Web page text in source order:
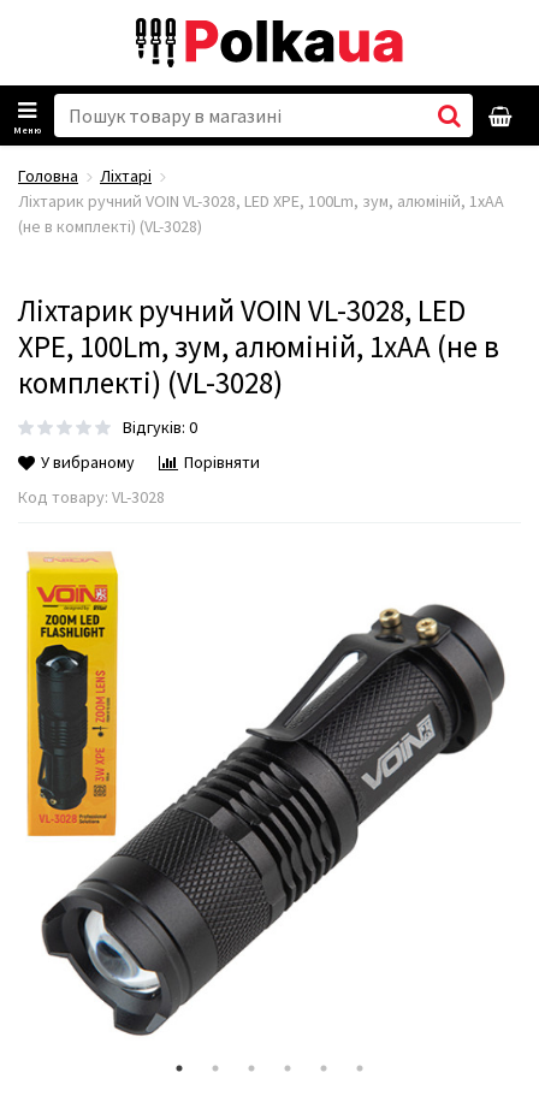
Меню
Головна
Ліхтарі
Ліхтарик ручний VOIN VL-3028, LED XPE, 100Lm, зум, алюміній, 1хАА
(не в комплекті) (VL-3028)
Ліхтарик ручний VOIN VL-3028, LED
XPE, 100Lm, зум, алюміній, 1хАА (не в
комплекті) (VL-3028)
Відгуків: 0
У вибраному
Порівняти
Код товару: VL-3028